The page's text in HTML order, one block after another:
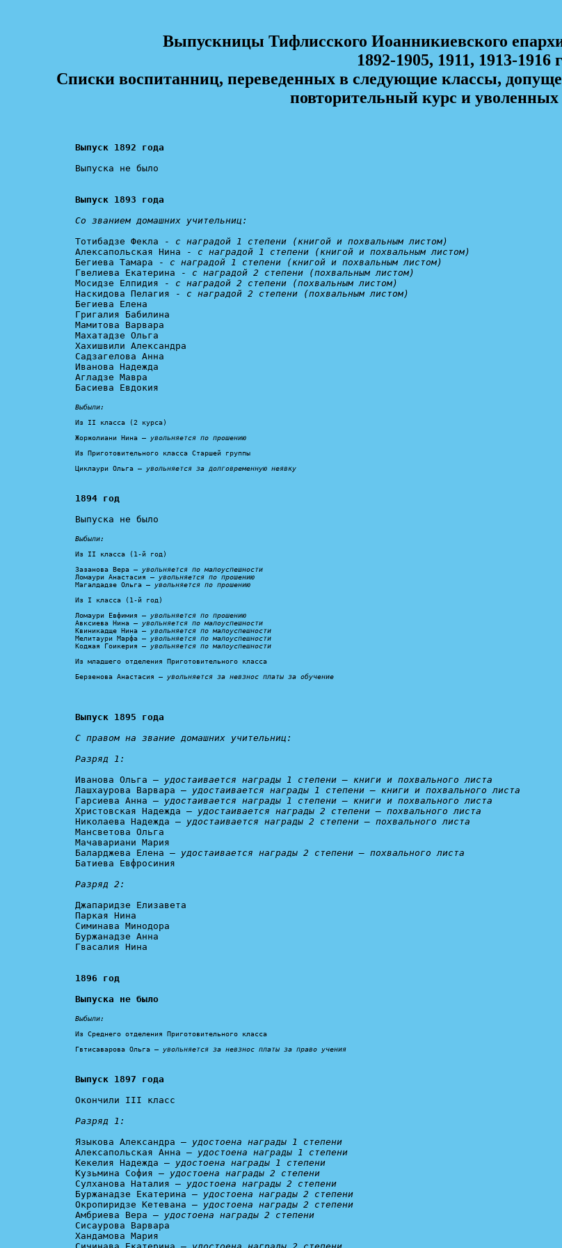
Выпускницы Тифлисского Иоанникиевского
1892-1905, 1911, 1913-1916
Списки воспитанниц, переведенных в следующие классы,
повторительный курс и уволенных
Выпуск 1892 года
Выпуска не было
Выпуск 1893 года
Со званием домашних учительниц:
Тотибадзе Фекла - с наградой 1 степени (книгой и похвальным листом)
Алексапольская Нина - с наградой 1 степени (книгой и похвальным листом)
Бегиева Тамара - с наградой 1 степени (книгой и похвальным листом)
Гвелиева Екатерина - с наградой 2 степени (похвальным листом)
Мосидзе Елпидия - с наградой 2 степени (похвальным листом)
Наскидова Пелагия - с наградой 2 степени (похвальным листом)
Бегиева Елена
Григалия Бабилина
Мамитова Варвара
Махатадзе Ольга
Хахишвили Александра
Садзагелова Анна
Иванова Надежда
Агладзе Мавра
Басиева Евдокия
Выбыли:
Из II класса (2 курса)
Жоржолиани Нина – увольняется по прошению
Из Приготовительного класса Старшей группы
Циклаури Ольга – увольняется за долговременную неявку
1894 год
Выпуска не было
Выбыли:
Из II класса (1-й год)
Зазанова Вера – увольняется по малоуспешности
Ломаури Анастасия – увольняется по прошению
Магалдадзе Ольга – увольняется по прошению
Из I класса (1-й год)
Ломаури Евфимия – увольняется по прошению
Авксиева Нина – увольняется по малоуспешности
Квиникадще Нина – увольняется по малоуспешности
Мелитаури Марфа – увольняется по малоуспешности
Коджая Гоикерия – увольняется по малоуспешности
Из младшего отделения Приготовительного класса
Берзенова Анастасия – увольняется за невзнос платы за обучение
Выпуск 1895 года
С правом на звание домашних учительниц:
Разряд 1:
Иванова Ольга – удостаивается награды 1 степени – книги и похвального листа
Лашхаурова Варвара – удостаивается награды 1 степени – книги и похвального листа
Гарсиева Анна – удостаивается награды 1 степени – книги и похвального листа
Христовская Надежда – удостаивается награды 2 степени – похвального листа
Николаева Надежда – удостаивается награды 2 степени – похвального листа
Мансветова Ольга
Мачавариани Мария
Баларджева Елена – удостаивается награды 2 степени – похвального листа
Батиева Евфросиния
Разряд 2:
Джапаридзе Елизавета
Паркая Нина
Симинава Минодора
Буржанадзе Анна
Гвасалия Нина
1896 год
Выпуска не было
Выбыли:
Из Среднего отделения Приготовительного класса
Гвтисаварова Ольга – увольняется за невзнос платы за право учения
Выпуск 1897 года
Окончили III класс
Разряд 1:
Языкова Александра – удостоена награды 1 степени
Алексапольская Анна – удостоена награды 1 степени
Кекелия Надежда – удостоена награды 1 степени
Кузьмина София – удостоена награды 2 степени
Сулханова Наталия – удостоена награды 2 степени
Буржанадзе Екатерина – удостоена награды 2 степени
Окропиридзе Кетевана – удостоена награды 2 степени
Амбриева Вера – удостоена награды 2 степени
Сисаурова Варвара
Хандамова Мария